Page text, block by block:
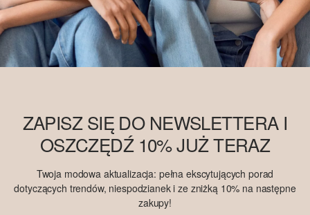
ZAPISZ SIĘ DO NEWSLETTERA I
OSZCZĘDŹ 10% JUŻ TERAZ
Twoja modowa aktualizacja: pełna ekscytujących porad
dotyczących trendów, niespodzianek i ze zniżką 10% na następne
zakupy!